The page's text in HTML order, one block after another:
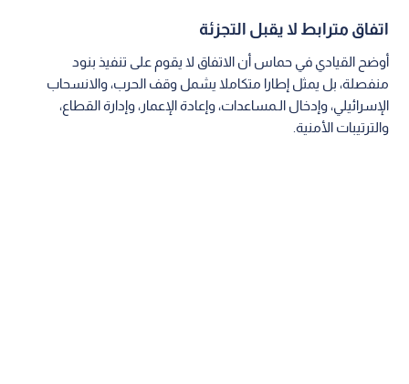
اتفاق مترابط لا يقبل التجزئة
أوضح القيادي في حماس أن الاتفاق لا يقوم على تنفيذ بنود
منفصلة، بل يمثل إطارا متكاملا يشمل وقف الحرب، والانسحاب
الإسرائيلي، وإدخال الـمساعدات، وإعادة الإعمار، وإدارة القطاع،
والترتيبات الأمنية.